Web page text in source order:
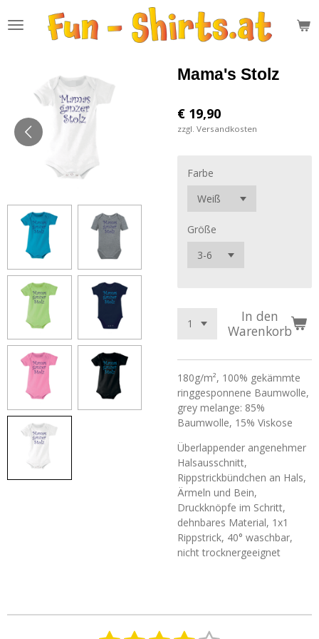
Hauptinhalt
Mama's Stolz
€ 19,90
zzgl. Versandkosten
Farbe
Größe
In den
Warenkorb
180g/m², 100% gekämmte
ringgesponnene Baumwolle,
grey melange: 85%
Baumwolle, 15% Viskose
Überlappender angenehmer
Halsausschnitt,
Rippstrickbündchen an Hals,
Ärmeln und Bein,
Druckknöpfe im Schritt,
dehnbares Material, 1x1
Rippstrick, 40° waschbar,
nicht trocknergeeignet